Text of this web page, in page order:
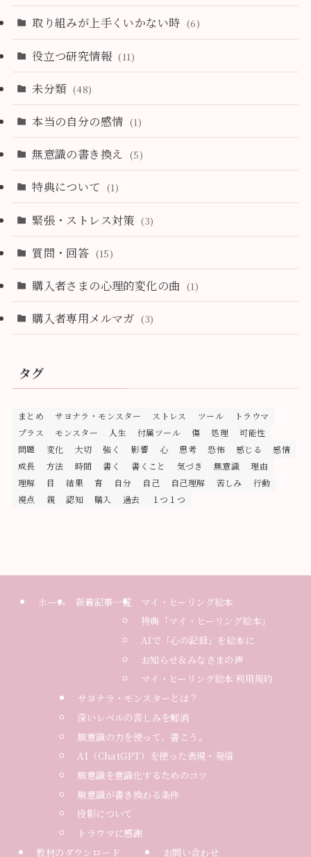
取り組みが上手くいかない時 (6)
役立つ研究情報 (11)
未分類 (48)
本当の自分の感情 (1)
無意識の書き換え (5)
特典について (1)
緊張・ストレス対策 (3)
質問・回答 (15)
購入者さまの心理的変化の曲 (1)
購入者専用メルマガ (3)
タグ
まとめ サヨナラ・モンスター ストレス ツール
トラウマ
プラス
モンスター 人生 付属ツール 傷 処理
可能性
問題
変化 大切 強く 影響 心 思考 恐怖 感じる
感情
成長
方法 時間 書く 書くこと 気づき 無意識
理由
理解
目 結果 育 自分 自己 自己理解 苦しみ
行動
視点
親 認知 購入 過去 １つ１つ
ホーム 新着記事一覧
マイ・ヒーリング絵本
特典「マイ・ヒーリング絵本」
AIで「心の記録」を絵本に
お知らせ＆みなさまの声
マイ・ヒーリング絵本 利用規約
サヨナラ・モンスターとは？
深いレベルの苦しみを解消
無意識の力を使って、書こう。
AI（ChatGPT）を使った表現・発信
無意識を意識化するためのコツ
無意識が書き換わる条件
投影について
トラウマに感謝
教材のダウンロード
お問い合わせ